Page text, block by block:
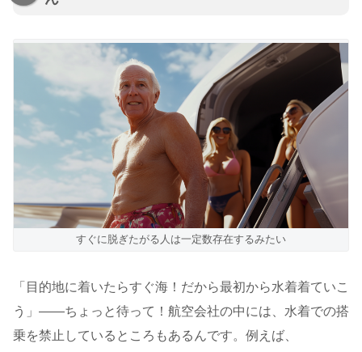
すぐに脱ぎたがる人は一定数存在するみたい
「目的地に着いたらすぐ海！だから最初から水着着ていこ
う」――ちょっと待って！航空会社の中には、水着での搭
乗を禁止しているところもあるんです。例えば、